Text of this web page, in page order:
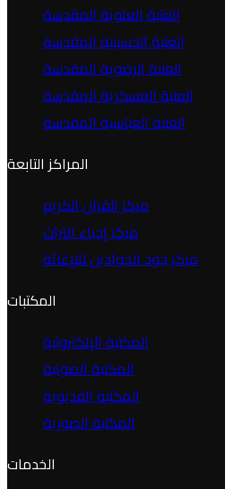
العتبة العلوية المقدسة
العتبة الحسينية المقدسة
العتبة الرضوية المقدسة
العتبة العسكرية المقدسة
العتبة العباسية المقدسة
المراكز التابعة
مركز القرآن الكريم
مركز إحياء التراث
مركز جود الجوادين لللإغاثة
المكتبات
المكتبة الإلكترونية
المكتبة الصوتية
المكتبة الفديوية
المكتبة الصورية
الخدمات